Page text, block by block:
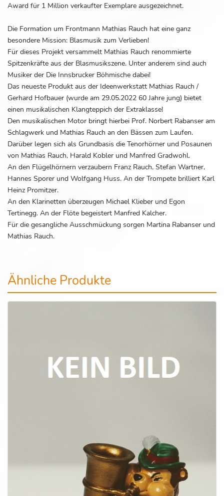
Award für 1 Million verkaufter Exemplare ausgezeichnet.
Die Formation um Frontmann Mathias Rauch hat eine ganz
besondere Mission: Blasmusik zum Verlieben!
Für dieses Projekt versammelt Mathias Rauch renommierte
Spitzenkräfte aus der Blasmusikszene. Unter anderem sind auch
Musiker der Die Innsbrucker Böhmische dabei!
Das neueste Produkt aus der Ideenwerkstatt Mathias Rauch /
Gerhard Hofbauer (wurde am 29.05.2022 60 Jahre jung) bietet
einen musikalischen Klangteppich der Extraklasse!
Den musikalischen Motor bringt hierbei Prof. Norbert Rabanser am
Schlagwerk und Mathias Rauch an den Bässen zum Laufen.
Darüber legen sich als Grundbasis die Tenorhörner und Posaunen
von Mathias Rauch, Harald Kobler und Manfred Gradwohl.
An den Flügelhörnern verzaubern Franz Rauch, Stefan Wartner,
Hannes Sporer und Wolfgang Huss. An der Trompete brilliert Karl
Heinz Promitzer.
An den Klarinetten überzeugen Michael Klieber und Egon
Tertinegg. An der Flöte begeistert Manfred Kalcher.
Für die gesangliche Ausschmückung sorgen Martina Rabanser und
Mathias Rauch.
Ähnliche Produkte